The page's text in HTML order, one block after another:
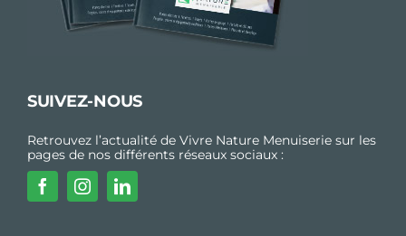
SUIVEZ-NOUS
Retrouvez l’actualité de Vivre Nature Menuiserie sur les
pages de nos différents réseaux sociaux :